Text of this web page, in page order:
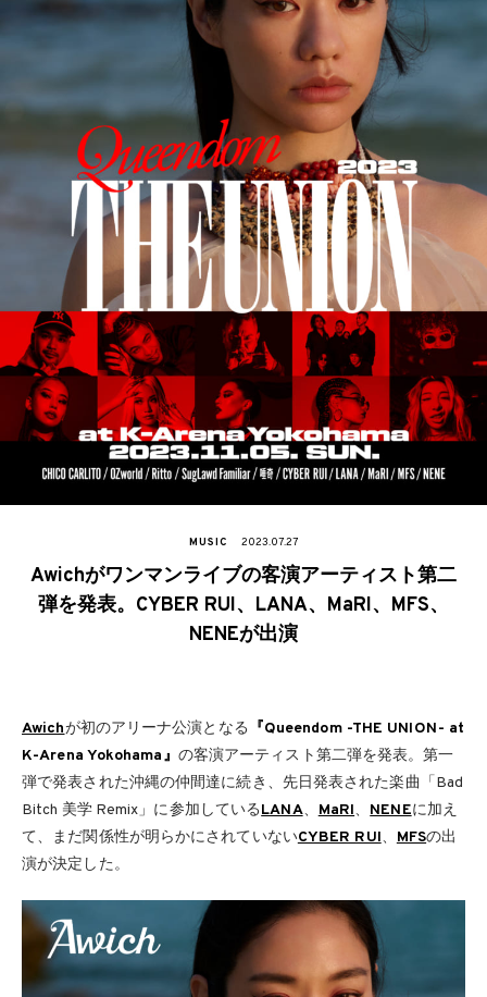
MUSIC 2023.07.27
Awichがワンマンライブの客演アーティスト第二
弾を発表。CYBER RUI、LANA、MaRI、MFS、
NENEが出演
Awichが初のアリーナ公演となる 『Queendom -THE UNION- at
K-Arena Yokohama』 の客演アーティスト第二弾を発表。第一
弾で発表された沖縄の仲間達に続き、先日発表された楽曲「Bad
Bitch 美学 Remix」に参加しているLANA、 MaRI、 NENEに加え
て、まだ関係性が明らかにされていないCYBER RUI、 MFSの出
演が決定した。